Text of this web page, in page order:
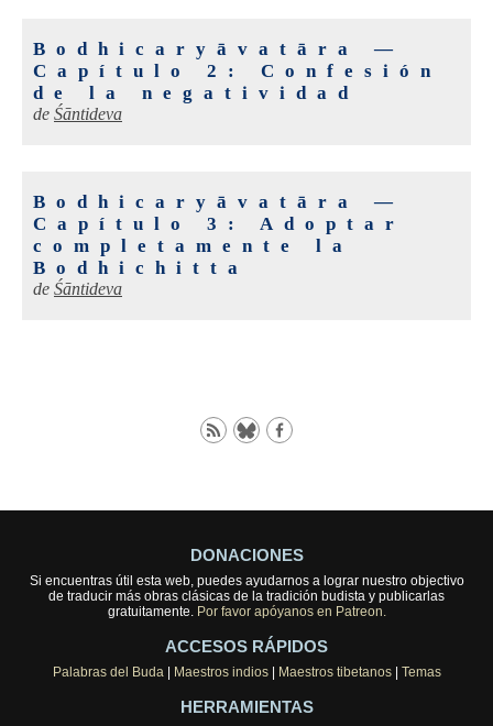
Bodhicaryāvatāra —
Capítulo 2: Confesión
de la negatividad
de Śāntideva
Bodhicaryāvatāra —
Capítulo 3: Adoptar
completamente la
Bodhichitta
de Śāntideva
DONACIONES
Si encuentras útil esta web, puedes ayudarnos a lograr nuestro objectivo
de traducir más obras clásicas de la tradición budista y publicarlas
gratuitamente. Por favor apóyanos en Patreon.
ACCESOS RÁPIDOS
Palabras del Buda | Maestros indios| Maestros tibetanos| Temas
HERRAMIENTAS